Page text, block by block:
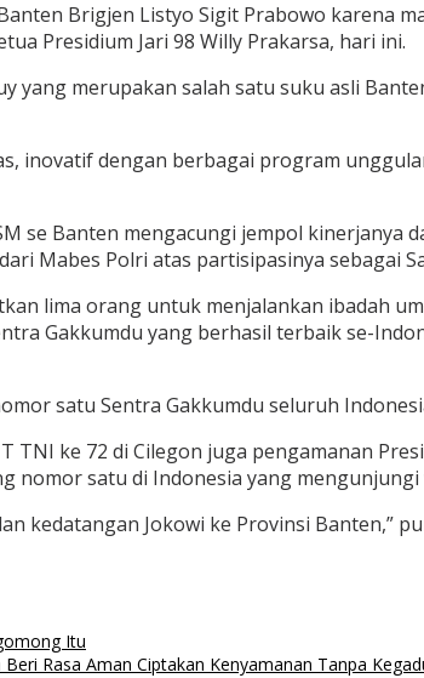
Brigjen Listyo Sigit Prabowo karena
Presidium Jari 98 Willy Prakarsa, hari ini.
yang merupakan salah satu suku asli
inovatif dengan berbagai program
se Banten mengacungi jempol kinerjanya
Mabes Polri atas partisipasinya sebagai
lima orang untuk menjalankan ibadah
Gakkumdu yang berhasil terbaik se-
satu Sentra Gakkumdu seluruh
ke 72 di Cilegon juga pengamanan
nomor satu di Indonesia yang mengunjungi
kedatangan Jokowi ke Provinsi Banten,”
Itu
Rasa Aman Ciptakan Kenyamanan Tanpa